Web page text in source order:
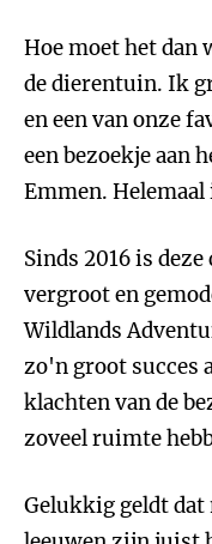
Hoe moet het dan
de dierentuin. Ik
en een van onze
een bezoekje aan
Emmen.
Sinds 2016 is
vergroot en
Wildlands
zo'n groot succes
klachten van de
zoveel ruimte
Gelukkig geldt dat